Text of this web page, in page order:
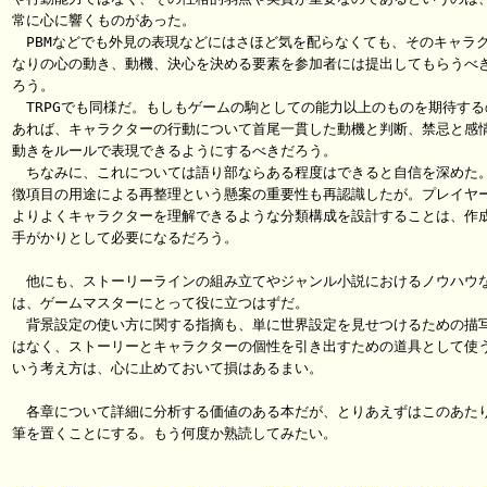
常に心に響くものがあった。
PBMなどでも外見の表現などにはさほど気を配らなくても、そのキャラ
なりの心の動き、動機、決心を決める要素を参加者には提出してもらうべ
ろう。
TRPGでも同様だ。もしもゲームの駒としての能力以上のものを期待す
あれば、キャラクターの行動について首尾一貫した動機と判断、禁忌と感
動きをルールで表現できるようにするべきだろう。
ちなみに、これについては語り部ならある程度はできると自信を深めた
徴項目の用途による再整理という懸案の重要性も再認識したが。プレイヤ
よりよくキャラクターを理解できるような分類構成を設計することは、作
手がかりとして必要になるだろう。
他にも、ストーリーラインの組み立てやジャンル小説におけるノウハウ
は、ゲームマスターにとって役に立つはずだ。
背景設定の使い方に関する指摘も、単に世界設定を見せつけるための描
はなく、ストーリーとキャラクターの個性を引き出すための道具として使
いう考え方は、心に止めておいて損はあるまい。
各章について詳細に分析する価値のある本だが、とりあえずはこのあた
筆を置くことにする。もう何度か熟読してみたい。